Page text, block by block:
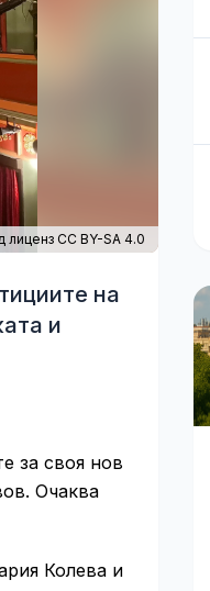
лиценз CC BY-SA 4.0
на
и
за своя нов
Очаква
Колева и